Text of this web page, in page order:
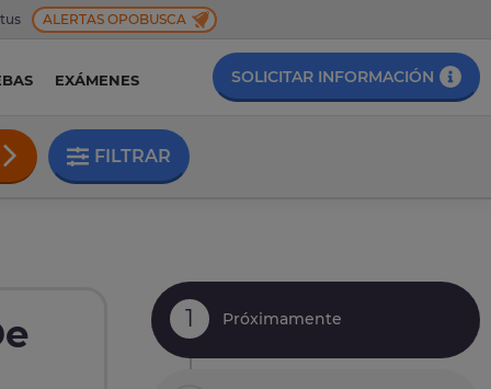
ALERTAS OPOBUSCA
EXÁMENES SOLICITAR INFORMACIÓN
FILTRAR
1 Próximamente